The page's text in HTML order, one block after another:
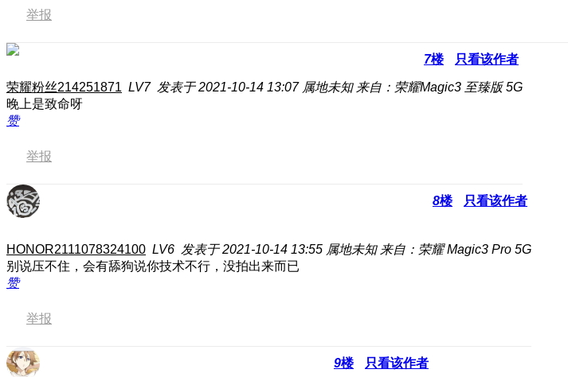
举报
7楼 只看该作者
荣耀粉丝214251871 LV7 发表于 2021-10-14 13:07 属地未知 来自：荣耀Magic3 至臻版 5G
晚上是致命呀
赞
举报
8楼 只看该作者
HONOR2111078324100 LV6 发表于 2021-10-14 13:55 属地未知 来自：荣耀 Magic3 Pro 5G
别说压不住，会有舔狗说你技术不行，没拍出来而已
赞
举报
9楼 只看该作者